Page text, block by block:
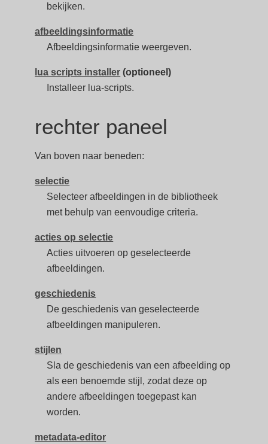
bekijken.
afbeeldingsinformatie
Afbeeldingsinformatie weergeven.
lua scripts installer (optioneel)
Installeer lua-scripts.
rechter paneel
Van boven naar beneden:
selectie
Selecteer afbeeldingen in de bibliotheek
met behulp van eenvoudige criteria.
acties op selectie
Acties uitvoeren op geselecteerde
afbeeldingen.
geschiedenis
De geschiedenis van geselecteerde
afbeeldingen manipuleren.
stijlen
Sla de geschiedenis van een afbeelding op
als een benoemde stijl, zodat deze op
andere afbeeldingen toegepast kan
worden.
metadata-editor